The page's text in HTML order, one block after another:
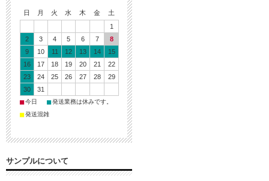
日 月 火 水 木 金
土
1
2
3 4 5 6 7
8
9
10 11 12 13 14
15
16
17 18 19 20 21
22
23
24 25 26 27 28
29
30
31
■今日 ■発送業務は休みです。
■発送混雑
サンプルについて